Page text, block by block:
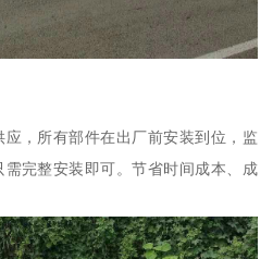
，所有部件在出厂前安装到位，监
完整安装即可。节省时间成本、成